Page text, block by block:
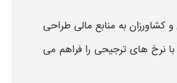
و کشاورزانبه منابع مالی طراحی
با نرخ‌ های ترجیحی را فراهم می‌